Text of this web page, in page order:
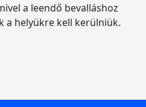
a leendő bevalláshoz
a helyükre kell kerülniük.